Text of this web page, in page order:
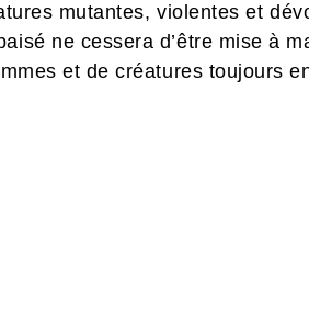
mutantes, violentes et
ne cessera d’être mise à
et de créatures toujours